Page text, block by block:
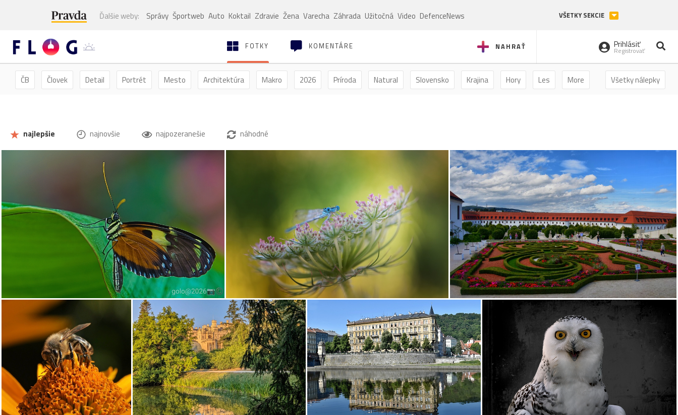
Ďalšie weby: Správy Športweb Auto Koktail Zdravie Žena Varecha Záhrada Užitočná Video DefenceNews VŠETKY SEKCIE
NAHRAŤ
FOTKY KOMENTÁRE Prihlásiť
Registrovať
Všetky nálepky
ČB Človek Detail Portrét Mesto Architektúra Makro 2026 Príroda Natural Slovensko Krajina Hory Les More
najlepšie najnovšie najpozeranešie náhodné